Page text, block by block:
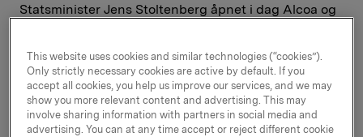
Statsminister Jens Stoltenberg åpnet i dag Alcoa og
miljøvennlige, har en kapasitet på 300 000 tonn og
gir 100 nye arbeidsplasser. I perioden 2000-2007 er
det investert totalt ca. 6 milliarder i industriutbygging
i Mosjøen, herav 3 milliarder i Mosjøen Anode.
This website uses cookies and similar technologies (“cookies”).
Only strictly necessary cookies are active by default. If you
accept all cookies, you help us improve our services, and we may
show you more relevant content and advertising. This may
involve sharing information with partners in social media and
advertising. You can at any time accept or reject different cookie